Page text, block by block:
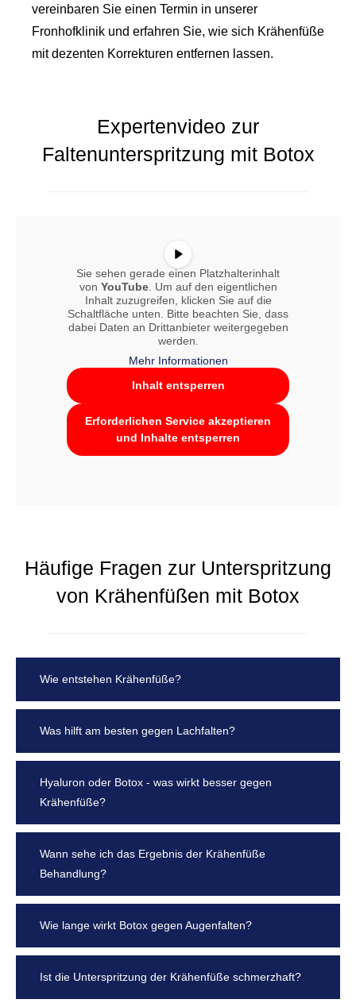
vereinbaren Sie einen Termin in unserer
Fronhofklinik und erfahren Sie, wie sich Krähenfüße
mit dezenten Korrekturen entfernen lassen.
Expertenvideo zur
Faltenunterspritzung mit Botox
Sie sehen gerade einen Platzhalterinhalt
von YouTube. Um auf den eigentlichen
Inhalt zuzugreifen, klicken Sie auf die
Schaltfläche unten. Bitte beachten Sie, dass
dabei Daten an Drittanbieter weitergegeben
werden.
Mehr Informationen
Inhalt entsperren
Erforderlichen Service akzeptieren
und Inhalte entsperren
Häufige Fragen zur Unterspritzung
von Krähenfüßen mit Botox
Wie entstehen Krähenfüße?
Was hilft am besten gegen Lachfalten?
Hyaluron oder Botox - was wirkt besser gegen
Krähenfüße?
Wann sehe ich das Ergebnis der Krähenfüße
Behandlung?
Wie lange wirkt Botox gegen Augenfalten?
Ist die Unterspritzung der Krähenfüße schmerzhaft?